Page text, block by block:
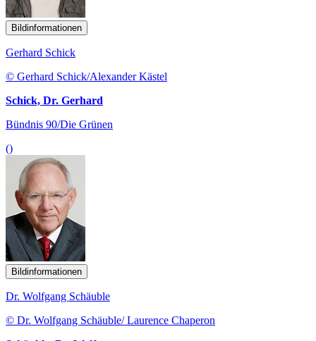
Bildinformationen
Gerhard Schick
© Gerhard Schick/Alexander Kästel
Schick, Dr. Gerhard
Bündnis 90/Die Grünen
()
Bildinformationen
Dr. Wolfgang Schäuble
© Dr. Wolfgang Schäuble/ Laurence Chaperon